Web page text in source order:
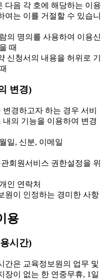
음 각 호에 해당하는 이용
여는 이를 거절할 수 있습니
의 명의를 사용하여 이용신
때
신청서의 내용을 허위로 기
변경)
경하고자 하는 경우 서비
의 기능을 이용하여 변경
일, 신분, 이메일
회원서비스 권한설정을 위
인 연락처
원이 인정하는 경미한 사항
용
시간)
간은 교육정보원의 업무 및
장이 없는 한 연중무휴, 1일